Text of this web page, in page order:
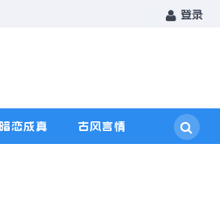
登录
暗恋成真 古风言情